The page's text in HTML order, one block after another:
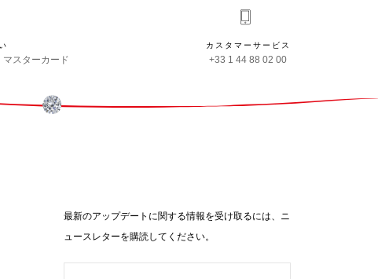
スターカード
カスタマーサービス
+33 1 44 88 02 00
最新のアップデートに関する情報を受け取るには、ニ
ュースレターを購読してください。